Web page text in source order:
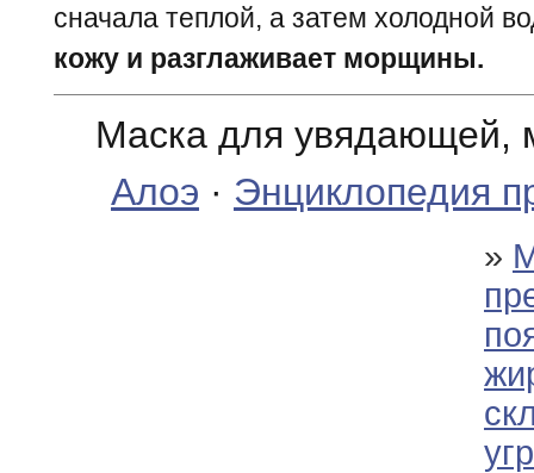
сначала теплой, а затем холодной
кожу и разглаживает морщины.
Маска для увядающей,
Алоэ · Энциклопедия
»